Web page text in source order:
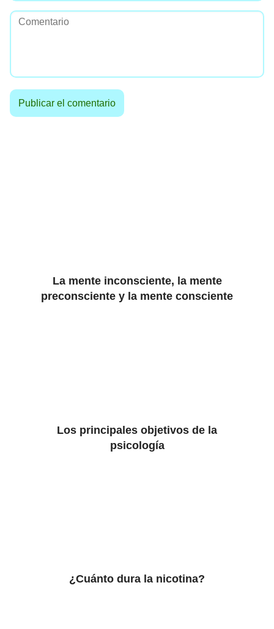
La mente inconsciente, la mente
preconsciente y la mente consciente
Los principales objetivos de la
psicología
¿Cuánto dura la nicotina?